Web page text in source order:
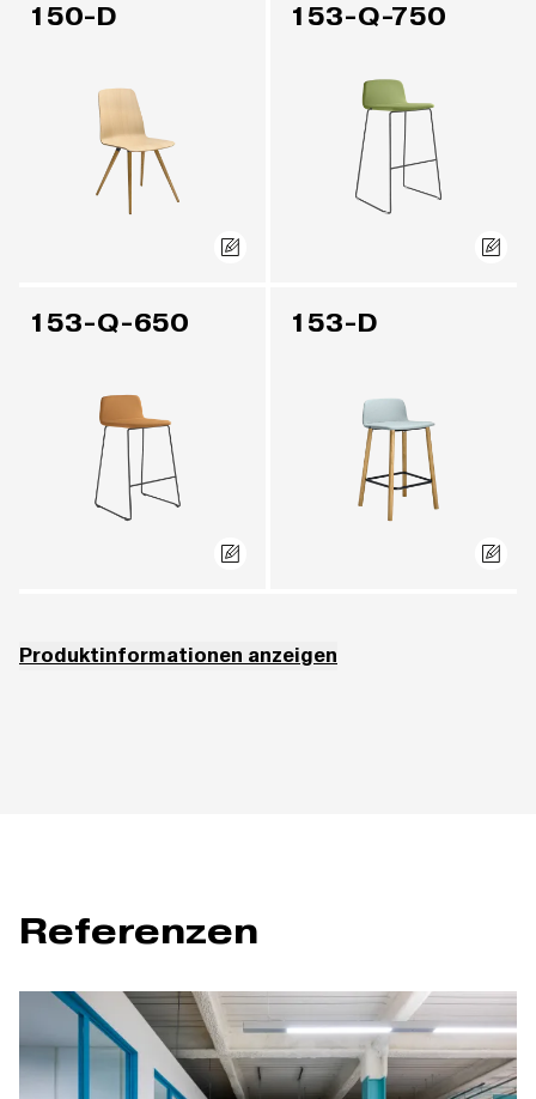
150-D 153-Q-750
153-Q-650 153-D
Produktinformationen anzeigen
Referenzen